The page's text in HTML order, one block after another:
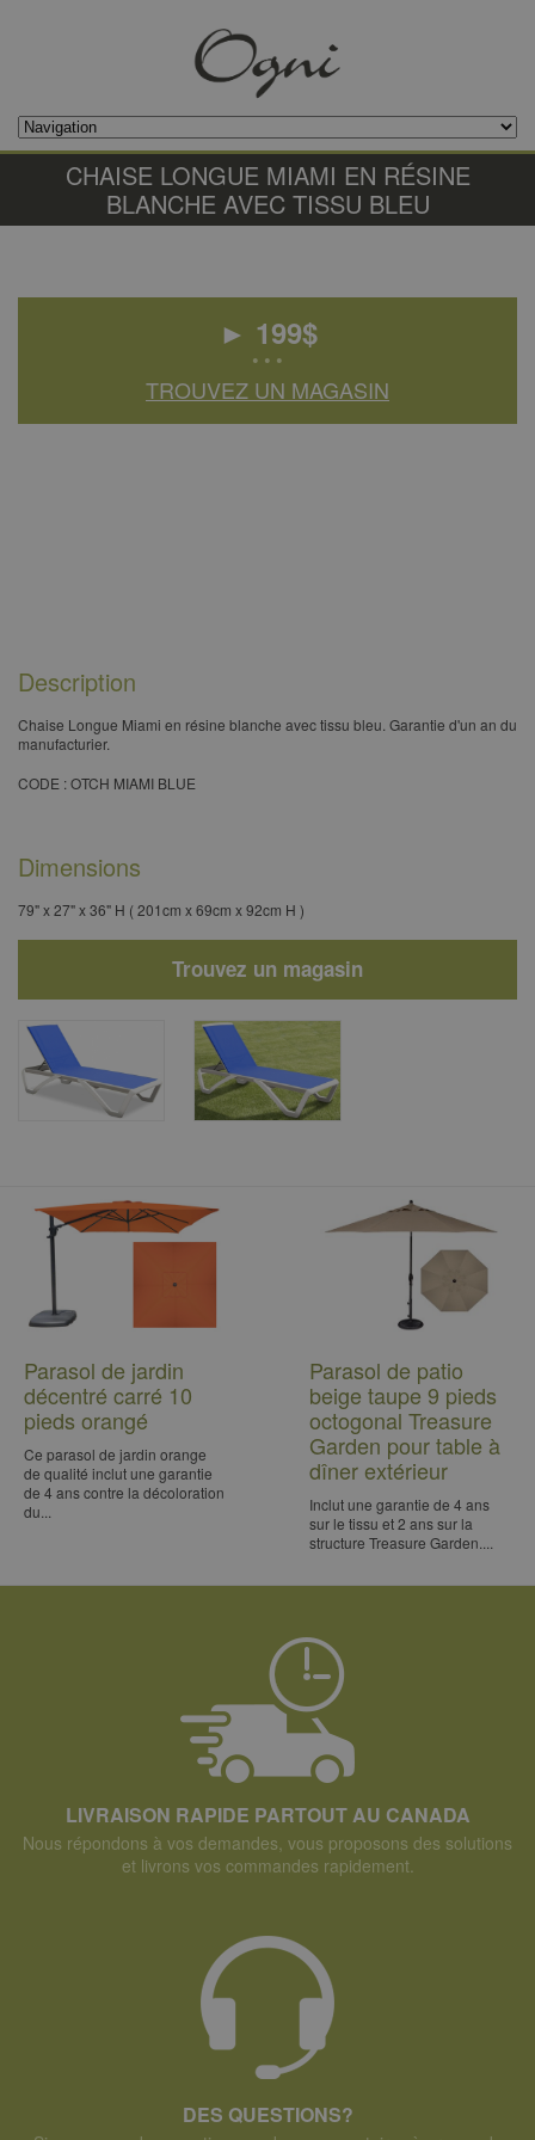
CHAISE LONGUE MIAMI EN RÉSINE
BLANCHE AVEC TISSU BLEU
► 199$
• • •
TROUVEZ UN MAGASIN
Description
Chaise Longue Miami en résine blanche avec tissu bleu. Garantie d'un an du
manufacturier. ​
CODE : OTCH MIAMI BLUE​
Dimensions
79" x 27" x 36" H ( 201cm x 69cm x 92cm H )
Trouvez un magasin
Parasol de jardin
décentré carré 10
pieds orangé
Ce parasol de jardin orange
de qualité inclut une garantie
de 4 ans contre la décoloration
du...
Parasol de patio
beige taupe 9 pieds
octogonal Treasure
Garden pour table à
dîner extérieur
Inclut une garantie de 4 ans
sur le tissu et 2 ans sur la
structure Treasure Garden....
LIVRAISON RAPIDE PARTOUT AU CANADA
Nous répondons à vos demandes, vous proposons des solutions
et livrons vos commandes rapidement.
DES QUESTIONS?